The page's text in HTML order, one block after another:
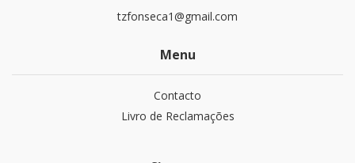
tzfonseca1@gmail.com
Menu
Contacto
Livro de Reclamações